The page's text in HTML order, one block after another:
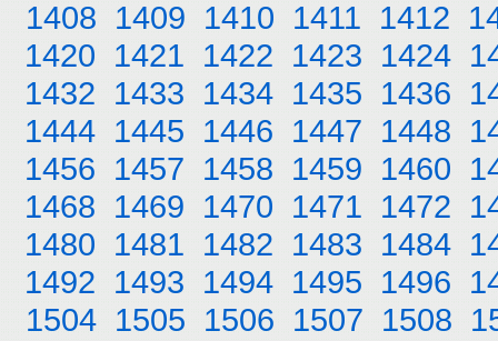
1408 1409 1410 1411 1412
1420 1421 1422 1423 1424
1432 1433 1434 1435 1436
1444 1445 1446 1447 1448
1456 1457 1458 1459 1460
1468 1469 1470 1471 1472
1480 1481 1482 1483 1484
1492 1493 1494 1495 1496
1504 1505 1506 1507 1508